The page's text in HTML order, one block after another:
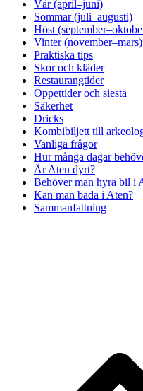
Vår (april–juni)
Sommar (juli–augusti)
Höst
Vinter (november–mars)
Praktiska tips
Skor och kläder
Restaurangtider
Öppettider och siesta
Säkerhet
Dricks
Kombibiljett till
Vanliga frågor
Hur många dagar
Är Aten dyrt?
Behöver man hyra bil i
Kan man bada i Aten?
Sammanfattning